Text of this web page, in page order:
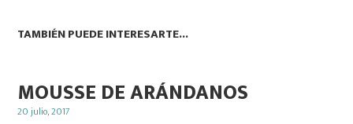
TAMBIÉN PUEDE INTERESARTE...
MOUSSE DE ARÁNDANOS
Posted
20 julio, 2017